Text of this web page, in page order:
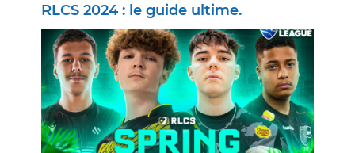
RLCS 2024 : le guide ultime.